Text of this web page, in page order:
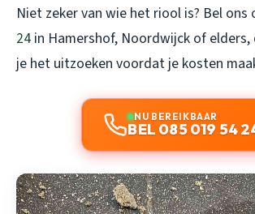
Niet zeker van wie het riool is? Bel ons
24 in Hamershof, Noordwijck of elders,
je het uitzoeken voordat je kosten
NU BEREIKBAAR
BEL 085 019 54